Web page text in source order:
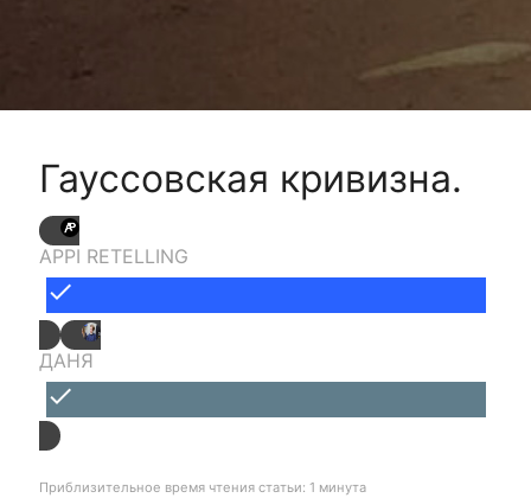
Гауссовская кривизна.
APPI RETELLING
done
ДАНЯ
done
Приблизительное время чтения статьи: 1 минута